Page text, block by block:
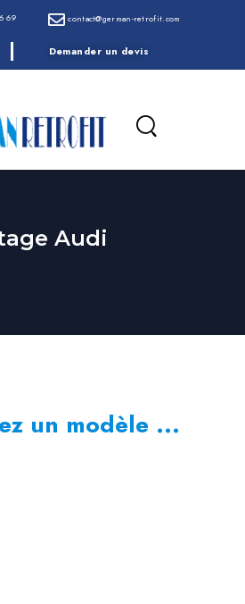
69 contact@german-retrofit.com
Demander un devis
Audi
un modèle ...